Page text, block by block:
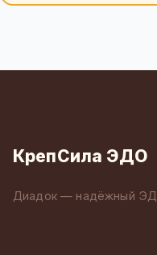
КрепСила ЭДО
Диадок — надёжный